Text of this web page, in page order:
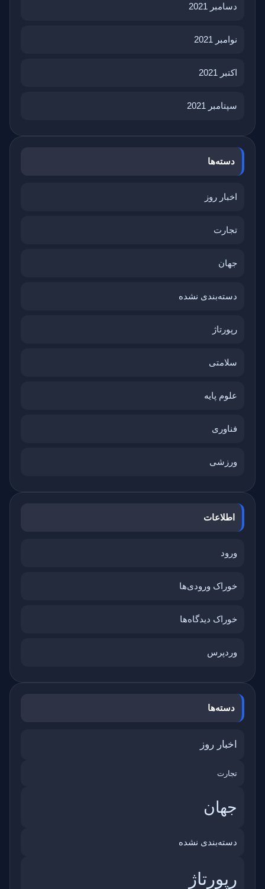
دسامبر 2021
نوامبر 2021
اکتبر 2021
سپتامبر 2021
دسته‌ها
اخبار روز
تجارت
جهان
دسته‌بندی نشده
رپورتاژ
سلامتی
علوم پایه
فناوری
ورزشی
اطلاعات
ورود
خوراک ورودی‌ها
خوراک دیدگاه‌ها
وردپرس
دسته‌ها
اخبار روز
تجارت
جهان
دسته‌بندی نشده
رپورتاژ